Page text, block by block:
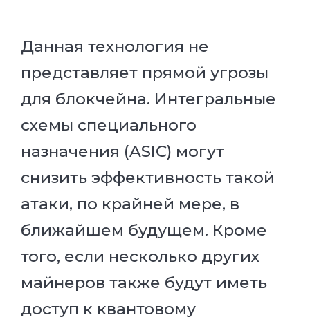
Данная технология не
представляет прямой угрозы
для блокчейна. Интегральные
схемы специального
назначения (ASIC) могут
снизить эффективность такой
атаки, по крайней мере, в
ближайшем будущем. Кроме
того, если несколько других
майнеров также будут иметь
доступ к квантовому